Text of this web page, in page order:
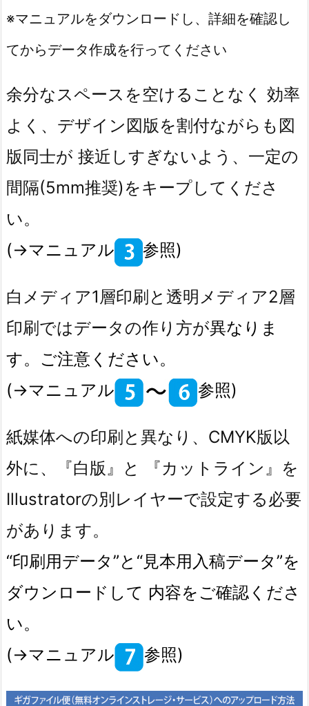
※マニュアルをダウンロードし、詳細を確認し
てからデータ作成を行ってください
余分なスペースを空けることなく 効率
よく、デザイン図版を割付ながらも図
版同士が 接近しすぎないよう、一定の
間隔(5mm推奨)をキープしてくださ
い。
(→マニュアル
参照)
白メディア1層印刷と透明メディア2層
印刷ではデータの作り方が異なりま
す。ご注意ください。
(→マニュアル
参照)
紙媒体への印刷と異なり、CMYK版以
外に、『白版』と 『カットライン』を
Illustratorの別レイヤーで設定する必要
があります。
“印刷用データ”と“見本用入稿データ”を
ダウンロードして 内容をご確認くださ
い。
(→マニュアル
参照)